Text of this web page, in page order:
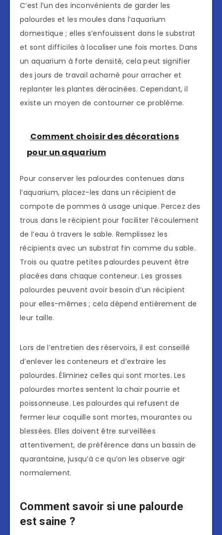
C’est l’un des inconvénients de garder les
palourdes et les moules dans l’aquarium
domestique ; elles s’enfouissent dans le substrat
et sont difficiles à localiser une fois mortes. Dans
un aquarium à forte densité, cela peut signifier
des jours de travail acharné pour arracher et
replanter les plantes déracinées. Cependant, il
existe un moyen de contourner ce problème.
Comment choisir des décorations
pour un aquarium
Pour conserver les palourdes contenues dans
l’aquarium, placez-les dans un récipient de
compote de pommes à usage unique. Percez des
trous dans le récipient pour faciliter l’écoulement
de l’eau à travers le sable. Remplissez les
récipients avec un substrat fin comme du sable.
Trois ou quatre petites palourdes peuvent être
placées dans chaque conteneur. Les grosses
palourdes peuvent avoir besoin d’un récipient
pour elles-mêmes ; cela dépend entièrement de
leur taille.
Lors de l’entretien des réservoirs, il est conseillé
d’enlever les conteneurs et d’extraire les
palourdes. Éliminez celles qui sont mortes. Les
palourdes mortes sentent la chair pourrie et
poissonneuse. Les palourdes qui refusent de
fermer leur coquille sont mortes, mourantes ou
blessées. Elles doivent être surveillées
attentivement, de préférence dans un bassin de
quarantaine, jusqu’à ce qu’on les observe agir
normalement.
Comment savoir si une palourde
est saine ?